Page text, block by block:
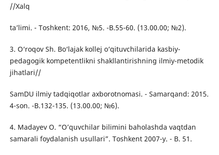
//Xalq
ta’limi. - Toshkent: 2016, №5. -B.55-60. (13.00.00; №2).
3. O‘roqov Sh. Bo‘lajak kollej o‘qituvchilarida kasbiy-
pedagogik kompetentlikni shakllantirishning ilmiy-metodik
jihatlari//
SamDU ilmiy tadqiqotlar axborotnomasi. - Samarqand: 2015.
4-son. -B.132-135. (13.00.00; №6).
4. Madayev O. “O’quvchilar bilimini baholashda vaqtdan
samarali foydalanish usullari”. Toshkent 2007-y. - B. 51.